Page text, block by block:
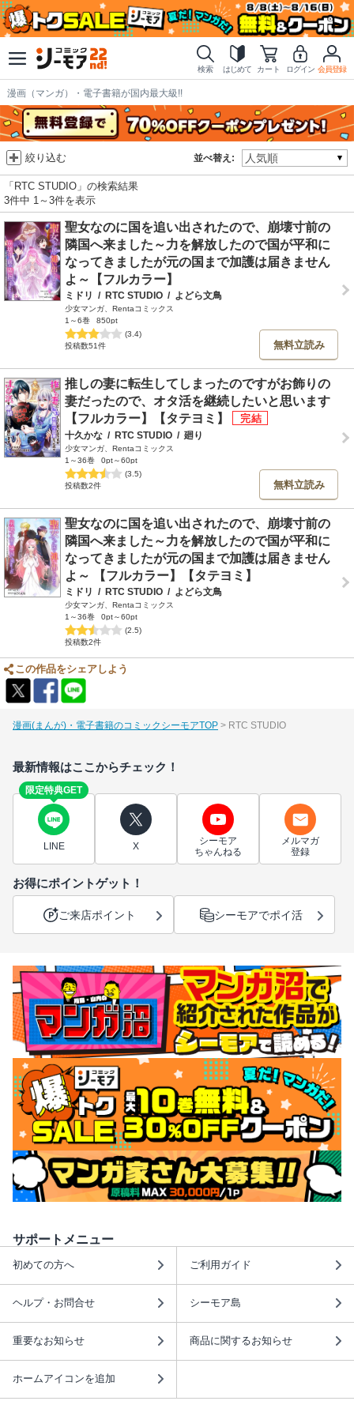
検索 はじめて カート ログイン 会員登録
漫画（マンガ）・電子書籍が国内最大級!!
並べ替え:
絞り込む
「RTC STUDIO」の検索結果
3件中 1～3件を表示
聖女なのに国を追い出されたので、崩壊寸前の
隣国へ来ました～力を解放したので国が平和に
なってきましたが元の国まで加護は届きません
よ～【フルカラー】
ミドリ / RTC STUDIO / よどら文鳥
少女マンガ、Rentaコミックス
1～6巻
850pt
(3.4)
投稿数51件
無料立読み
推しの妻に転生してしまったのですがお飾りの
妻だったので、オタ活を継続したいと思います
【フルカラー】【タテヨミ】
十久かな / RTC STUDIO / 廻り
少女マンガ、Rentaコミックス
1～36巻
0pt～60pt
(3.5)
投稿数2件
無料立読み
聖女なのに国を追い出されたので、崩壊寸前の
隣国へ来ました～力を解放したので国が平和に
なってきましたが元の国まで加護は届きません
よ～ 【フルカラー】【タテヨミ】
ミドリ / RTC STUDIO / よどら文鳥
少女マンガ、Rentaコミックス
1～36巻
0pt～60pt
(2.5)
投稿数2件
この作品をシェアしよう
漫画(まんが)・電子書籍のコミックシーモアTOP RTC STUDIO
最新情報はここからチェック！
限定特典GET
LINE X
シーモア
ちゃんねる
メルマガ
登録
お得にポイントゲット！
ご来店ポイント シーモアでポイ活
サポートメニュー
初めての方へ ご利用ガイド
ヘルプ・お問合せ シーモア島
重要なお知らせ 商品に関するお知らせ
ホームアイコンを追加